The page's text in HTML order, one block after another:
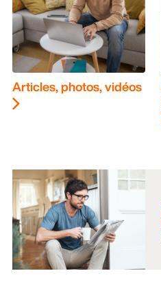
Articles, photos, vidéos